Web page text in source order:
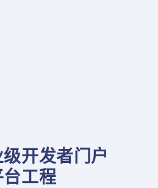
开发者门户
台工程